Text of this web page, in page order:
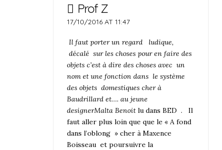
Prof Z
17/10/2016 AT 11:47
Il faut porter un regard ludique,
décalé sur les choses pour en faire des
objets c’est à dire des choses avec un
nom et une fonction dans le système
des objets domestiques cher à
Baudrillard et…. au jeune
designerMalta Benoit lu dans BED . Il
faut aller plus loin que que le « A fond
dans l’oblong » cher à Maxence
Boisseau et poursuivre la